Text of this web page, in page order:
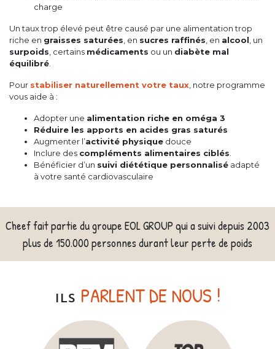
charge
Un taux trop élevé peut être causé par une alimentation trop
riche en graisses saturées, en sucres raffinés, en alcool, un
surpoids, certains médicaments ou un diabète mal
équilibré.
Pour stabiliser naturellement votre taux, notre programme
vous aide à :
Adopter une alimentation riche en oméga 3
Réduire les apports en acides gras saturés
Augmenter l’activité physique douce
Inclure des compléments alimentaires ciblés.
Bénéficier d’un suivi diététique personnalisé adapté
à votre santé cardiovasculaire
Cheef fait partie du groupe EOL GROUP qui a suivi depuis 2003
plus de 150.000 personnes durant leur perte de poids
ILS PARLENT DE NOUS !